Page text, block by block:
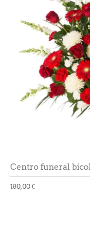
Centro funeral
180,00 €